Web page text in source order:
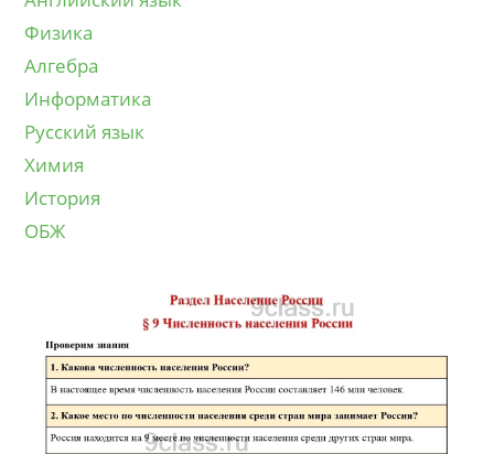
Физика
Алгебра
Информатика
Русский язык
Химия
История
ОБЖ